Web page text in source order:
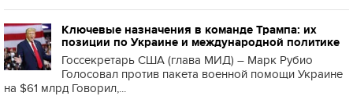
Ключевые назначения в команде Трампа: их
позиции по Украине и международной политике
Госсекретарь США (глава МИД) – Марк Рубио
Голосовал против пакета военной помощи Украине
на $61 млрд Говорил,...